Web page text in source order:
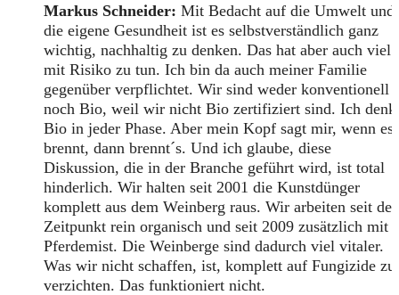
Markus Schneider: Mit Bedacht auf die Umwelt und
die eigene Gesundheit ist es selbstverständlich ganz
wichtig, nachhaltig zu denken. Das hat aber auch viel
mit Risiko zu tun. Ich bin da auch meiner Familie
gegenüber verpflichtet. Wir sind weder konventionell
noch Bio, weil wir nicht Bio zertifiziert sind. Ich
Bio in jeder Phase. Aber mein Kopf sagt mir, wenn es
brennt, dann brennt´s. Und ich glaube, diese
Diskussion, die in der Branche geführt wird, ist total
hinderlich. Wir halten seit 2001 die Kunstdünger
komplett aus dem Weinberg raus. Wir arbeiten seit
Zeitpunkt rein organisch und seit 2009 zusätzlich mit
Pferdemist. Die Weinberge sind dadurch viel vitaler.
Was wir nicht schaffen, ist, komplett auf Fungizide zu
verzichten. Das funktioniert nicht.